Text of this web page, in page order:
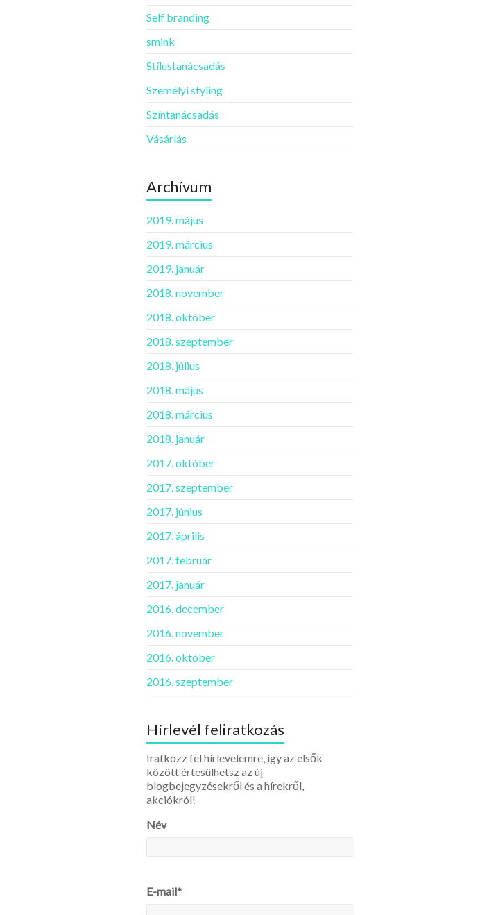
Self branding
smink
Stílustanácsadás
Személyi styling
Színtanácsadás
Vásárlás
Archívum
2019. május
2019. március
2019. január
2018. november
2018. október
2018. szeptember
2018. július
2018. május
2018. március
2018. január
2017. október
2017. szeptember
2017. június
2017. április
2017. február
2017. január
2016. december
2016. november
2016. október
2016. szeptember
Hírlevél feliratkozás
Iratkozz fel hírlevelemre, így az elsők
között értesülhetsz az új
blogbejegyzésekről és a hírekről,
akciókról!
Név
E-mail*